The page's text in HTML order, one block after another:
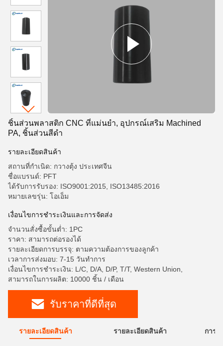
ชิ้นส่วนพลาสติก CNC ที่แม่นยำ, อุปกรณ์เสริม Machined
PA, ชิ้นส่วนสีดำ
รายละเอียดสินค้า
สถานที่กำเนิด: กวางตุ้ง ประเทศจีน
ชื่อแบรนด์: PFT
ได้รับการรับรอง: ISO9001:2015, ISO13485:2016
หมายเลขรุ่น: โอเอ็ม
เงื่อนไขการชำระเงินและการจัดส่ง
จำนวนสั่งซื้อขั้นต่ำ: 1PC
ราคา: สามารถต่อรองได้
รายละเอียดการบรรจุ: ตามความต้องการของลูกค้า
เวลาการส่งมอบ: 7-15 วันทำการ
เงื่อนไขการชำระเงิน: L/C, D/A, D/P, T/T, Western Union,
สามารถในการผลิต: 10000 ชิ้น / เดือน
รับราคาที่ดีที่สุด
รายละเอียดสินค้า รายละเอียดสินค้า การ